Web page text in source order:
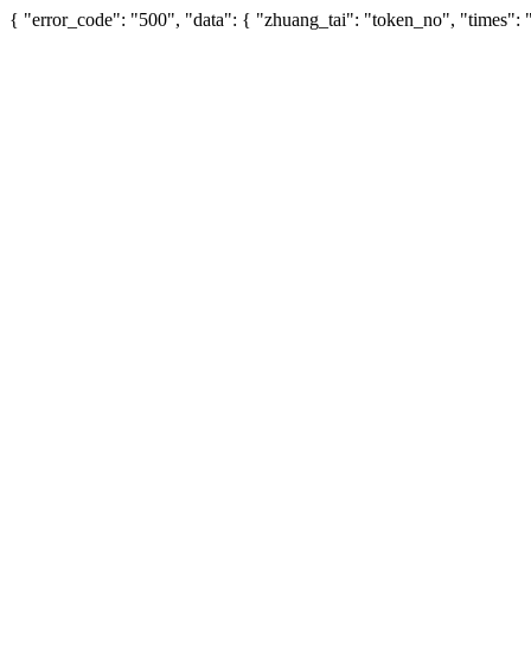
{ "error_code": "500", "data": { "zhuang_tai": "token_no", "times":